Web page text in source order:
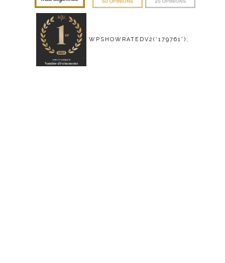
WPSHOWRATEDV2('179761');